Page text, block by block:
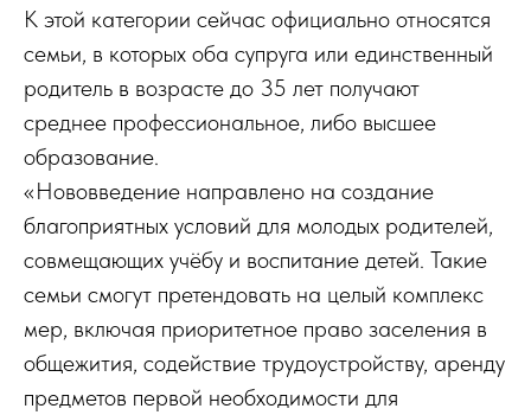
К этой категории сейчас официально относятся
семьи, в которых оба супруга или единственный
родитель в возрасте до 35 лет получают
среднее профессиональное, либо высшее
образование.
«Нововведение направлено на создание
благоприятных условий для молодых родителей,
совмещающих учёбу и воспитание детей. Такие
семьи смогут претендовать на целый комплекс
мер, включая приоритетное право заселения в
общежития, содействие трудоустройству, аренду
предметов первой необходимости для